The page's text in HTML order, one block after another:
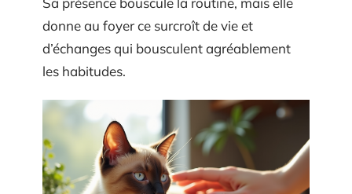
donne au foyer ce surcroît de vie et
d’échanges qui bousculent agréablement
les habitudes.